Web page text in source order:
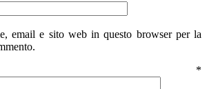
email e sito web in questo browser per la
*